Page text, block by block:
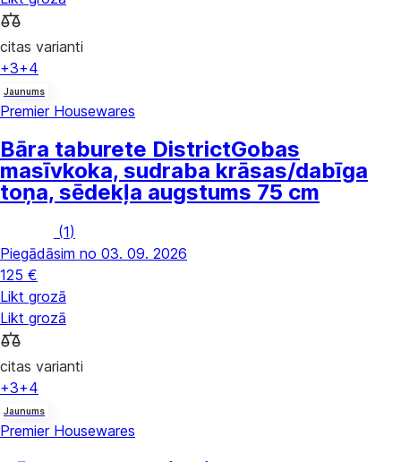
citas varianti
+3+4
Jaunums
Premier Housewares
Bāra taburete DistrictGobas
masīvkoka, sudraba krāsas/dabīga
toņa, sēdekļa augstums 75 cm
(1)
Piegādāsim no 03. 09. 2026
125 €
Likt grozā
Likt grozā
citas varianti
+3+4
Jaunums
Premier Housewares